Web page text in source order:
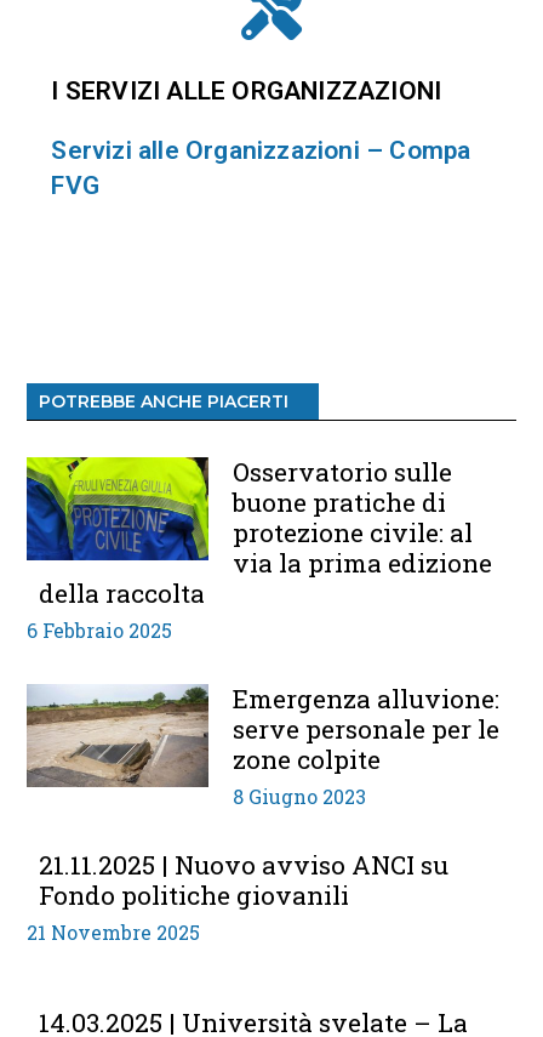
I SERVIZI ALLE ORGANIZZAZIONI
Servizi alle Organizzazioni – Compa
FVG
POTREBBE ANCHE PIACERTI
Osservatorio sulle
buone pratiche di
protezione civile: al
via la prima edizione
della raccolta
6 Febbraio 2025
Emergenza alluvione:
serve personale per le
zone colpite
8 Giugno 2023
21.11.2025 | Nuovo avviso ANCI su
Fondo politiche giovanili
21 Novembre 2025
14.03.2025 | Università svelate – La